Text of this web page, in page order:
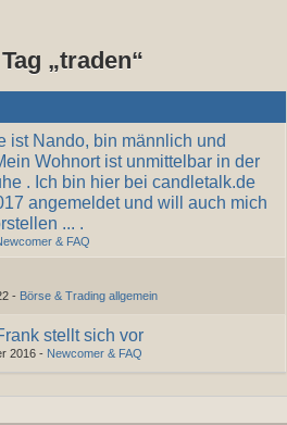
„traden“
ist Nando, bin männlich und
Wohnort ist unmittelbar in der
. Ich bin hier bei candletalk.de
angemeldet und will auch mich
... .
& FAQ
- Börse & Trading allgemein
stellt sich vor
2016 - Newcomer & FAQ